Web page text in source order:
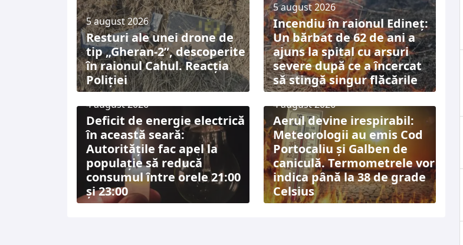
5 august 2026
Resturi ale unei drone de
tip „Gheran-2”, descoperite
în raionul Cahul. Reacția
Poliției
5 august 2026
Incendiu în raionul Edineț:
Un bărbat de 62 de ani a
ajuns la spital cu arsuri
severe după ce a încercat
să stingă singur flăcările
4 august 2026
Deficit de energie electrică
în această seară:
Autoritățile fac apel la
populație să reducă
consumul între orele 21:00
și 23:00
4 august 2026
Aerul devine irespirabil:
Meteorologii au emis Cod
Portocaliu și Galben de
caniculă. Termometrele vor
indica până la 38 de grade
Celsius